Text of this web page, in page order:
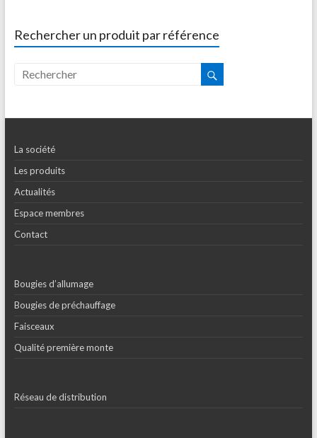
Rechercher un produit par référence
La société
Les produits
Actualités
Espace membres
Contact
Bougies d’allumage
Bougies de préchauffage
Faisceaux
Qualité première monte
Réseau de distribution